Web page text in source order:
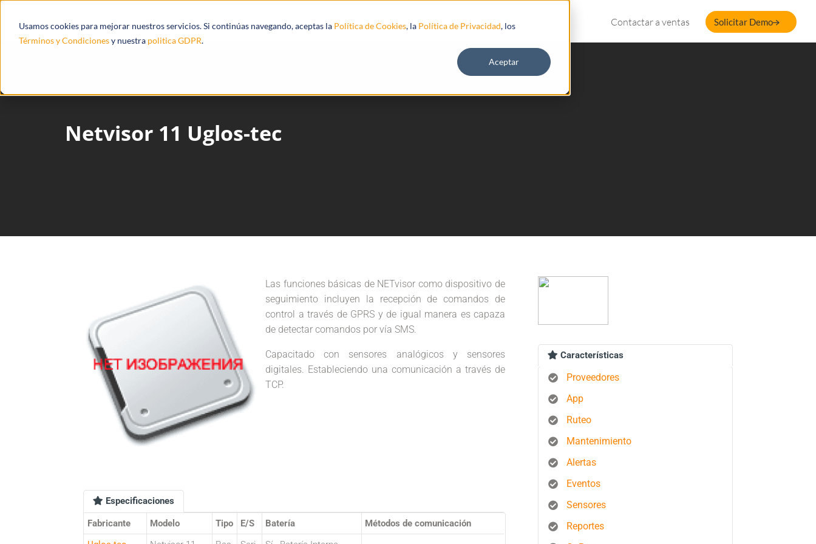
Usamos cookies para mejorar nuestros servicios. Si continúas navegando, aceptas la Política de Cookies, la Política de Privacidad, los
Términos y Condicionesy nuestra politica GDPR.
Aceptar
Productos Ecosistema Integraciones Recursos Contactar a ventas Solicitar Demo
Netvisor 11 Uglos-tec
Las funciones básicas de NETvisor como dispositivo de
seguimiento incluyen la recepción de comandos de
control a través de GPRS y de igual manera es capaza
de detectar comandos por vía SMS.
Capacitado con sensores analógicos y sensores
digitales. Estableciendo una comunicación a través de
TCP.
Especificaciones
Fabricante Modelo Tipo E/S Batería
Métodos de comunicación
Características
Proveedores
App
Ruteo
Mantenimiento
Alertas
Eventos
Sensores
Reportes